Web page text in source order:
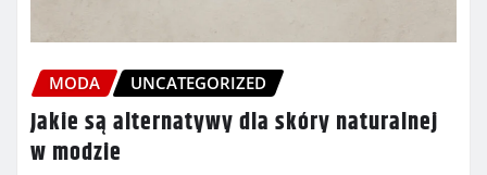
MODA UNCATEGORIZED
Jakie są alternatywy dla skóry naturalnej
w modzie